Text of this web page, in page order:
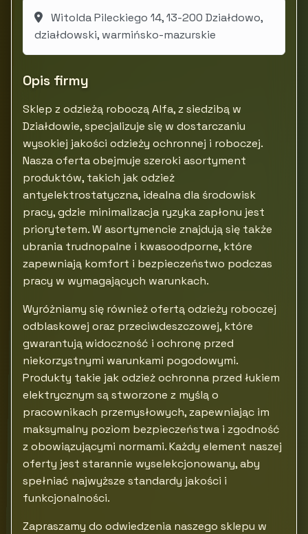
Witolda Pileckiego 14, 13-200 Działdowo,
działdowski, warmińsko-mazurskie
Opis firmy
Sklep z odzieżą roboczą Alfa, z siedzibą w
Działdowie, specjalizuje się w dostarczaniu
wysokiej jakości odzieży ochronnej i roboczej.
Nasza oferta obejmuje szeroki asortyment
produktów, takich jak odzież
antyelektrostatyczna, idealna dla środowisk
pracy, gdzie minimalizacja ryzyka zapłonu jest
priorytetem. W asortymencie znajdują się także
ubrania trudnopalne i kwasoodporne, które
zapewniają komfort i bezpieczeństwo podczas
pracy w wymagających warunkach.
Wyróżniamy się również ofertą odzieży roboczej
odblaskowej oraz przeciwdeszczowej, które
gwarantują widoczność i ochronę przed
niekorzystnymi warunkami pogodowymi.
Produkty takie jak odzież ochronna przed łukiem
elektrycznym są stworzone z myślą o
pracownikach przemysłowych, zapewniając im
maksymalny poziom bezpieczeństwa i zgodność
z obowiązującymi normami. Każdy element naszej
oferty jest starannie wyselekcjonowany, aby
spełniać najwyższe standardy jakości i
funkcjonalności.
Zapraszamy do odwiedzenia naszego sklepu w